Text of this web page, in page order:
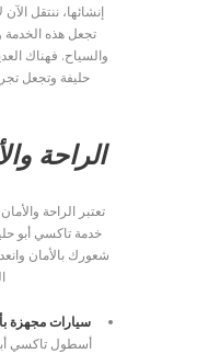
إنشائها، ننتقل
تجعل هذه الخدمة
والسياح. فهناك
حليفة وتجعل
الراحة
تعتبر الراحة
خدمة تاكسي أبو
شعورك بالأمان
سيارات مجهزة
أسطول تاكسي